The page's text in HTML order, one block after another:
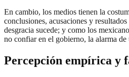
En cambio, los medios tienen la
conclusiones, acusaciones y
desgracia sucede; y como los
no confiar en el gobierno, la alarma de
Percepción empírica y